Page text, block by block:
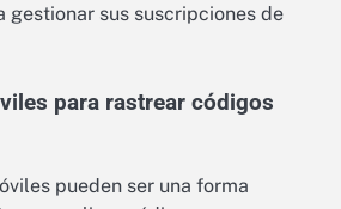
gestionar sus suscripciones de
para rastrear códigos
pueden ser una forma